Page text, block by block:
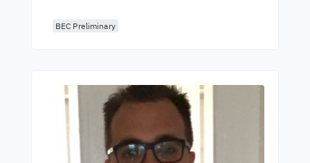
BEC Preliminary